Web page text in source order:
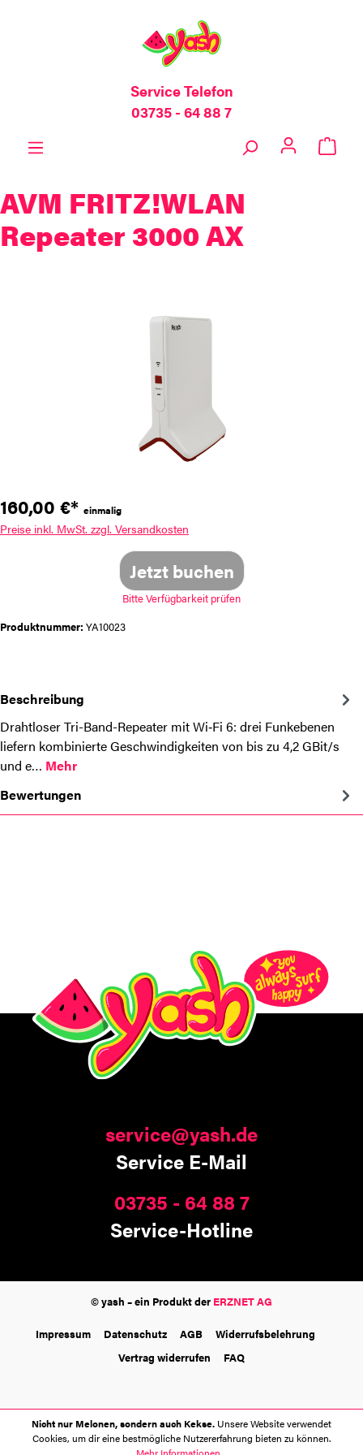
Service Telefon
03735 - 64 88 7
AVM FRITZ!WLAN
Repeater 3000 AX
160,00 €* einmalig
Preise inkl. MwSt. zzgl. Versandkosten
Jetzt buchen
Bitte Verfügbarkeit prüfen
Produktnummer: YA10023
Beschreibung
Drahtloser Tri-Band-Repeater mit Wi‑Fi 6: drei Funkebenen
liefern kombinierte Geschwindigkeiten von bis zu 4,2 GBit/s
und e… Mehr
Bewertungen
service@yash.de
Service E-Mail
03735 - 64 88 7
Service-Hotline
© yash – ein Produkt der ERZNET AG
Impressum Datenschutz AGB
Widerrufsbelehrung
Vertrag widerrufen
FAQ
Nicht nur Melonen, sondern auch Kekse. Unsere Website verwendet
Cookies, um dir eine bestmögliche Nutzererfahrung bieten zu können.